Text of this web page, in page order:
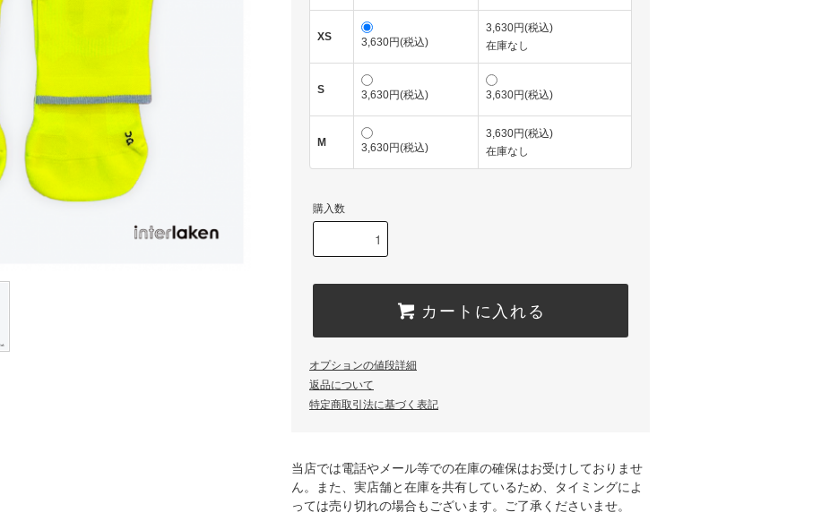
XS 3,630円(税込)
3,630円(税込)
在庫なし
S 3,630円(税込) 3,630円(税込)
M 3,630円(税込)
3,630円(税込)
在庫なし
購入数
カートに入れる
オプションの値段詳細
返品について
特定商取引法に基づく表記
当店では電話やメール等での在庫の確保はお受けしておりませ
ん。また、実店舗と在庫を共有しているため、タイミングによ
っては売り切れの場合もございます。ご了承くださいませ。